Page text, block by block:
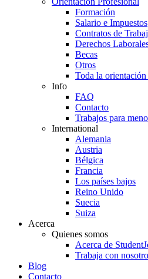
Formación
Salario e Impuestos
Contratos de
Derechos
Becas
Otros
Toda la
Info
FAQ
Contacto
Trabajos para
International
Alemania
Austria
Bélgica
Francia
Los países bajos
Reino Unido
Suecia
Suiza
Acerca
Quienes somos
Acerca de
Trabaja con
Blog
Contacto